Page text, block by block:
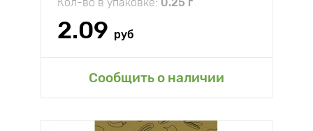
2.09 руб
Сообщить о наличии